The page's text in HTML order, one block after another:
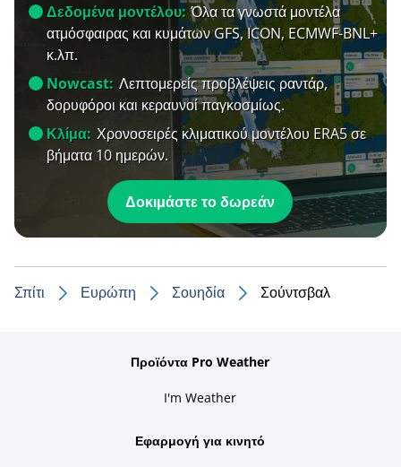
Δεδομένα μοντέλου: Όλα τα γνωστά μοντέλα
ατμόσφαιρας και κυμάτων GFS, ICON, ECMWF-BNL+
κ.λπ.
Nowcast: Λεπτομερείς προβλέψεις ραντάρ,
δορυφόροι και κεραυνοί παγκοσμίως.
Κλίμα: Χρονοσειρές κλιματικού μοντέλου ERA5 σε
βήματα 10 ημερών.
Δοκιμάστε το δωρεάν
Σπίτι Ευρώπη Σουηδία Σούντσβαλ
Προϊόντα Pro Weather
I'm Weather
Εφαρμογή για κινητό